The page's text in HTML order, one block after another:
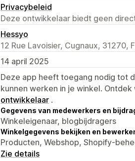
Privacybeleid
Deze ontwikkelaar biedt geen
Hessyo
12 Rue Lavoisier, Cugnaux, 31270,
14 april 2025
Deze app heeft toegang nodig tot
kunnen werken in je winkel. Ontdek
ontwikkelaar .
Gegevens van medewerkers en
Winkeleigenaar, blogbijdragers
Winkelgegevens bekijken en
Producten, Webshop, Shopify-
Zie details